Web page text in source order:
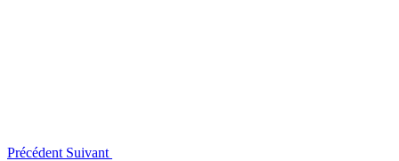
Précédent Suivant